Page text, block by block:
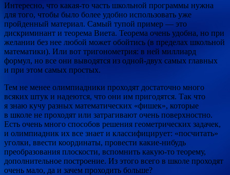
Интересно, что какая-то часть школьной программы нужна
для того, чтобы было более удобно использовать уже
пройденный материал. Самый тупой пример — это
дискриминант и теорема Виета. Теорема очень удобна, но при
желании без нее любой может обойтись (в пределах школьной
математики). Или вот тригонометрия: в ней миллиард
формул, но все они выводятся из одной-двух самых главных
и при этом самых простых.
Тем не менее олимпиадники проходят достаточно много
всяких штук и надеются, что они им пригодятся. Так что
я знаю кучу разных математических «фишек», которые
в школе не проходят или затрагивают очень поверхностно.
Есть очень много способов решения геометрических задачек,
и олимпиадник их все знает и классифицирует: «посчитать»
уголки, ввести координаты, провести какие-нибудь
преобразования плоскости, вспомнить какую-то теорему,
дополнительное построение. Из этого всего в школе проходят
очень мало, да и зачем проходить больше?